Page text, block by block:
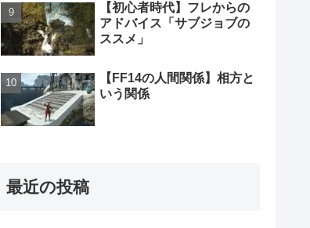
【初心者時代】フレからの
アドバイス「サブジョブの
ススメ」
【FF14の人間関係】相方と
いう関係
最近の投稿